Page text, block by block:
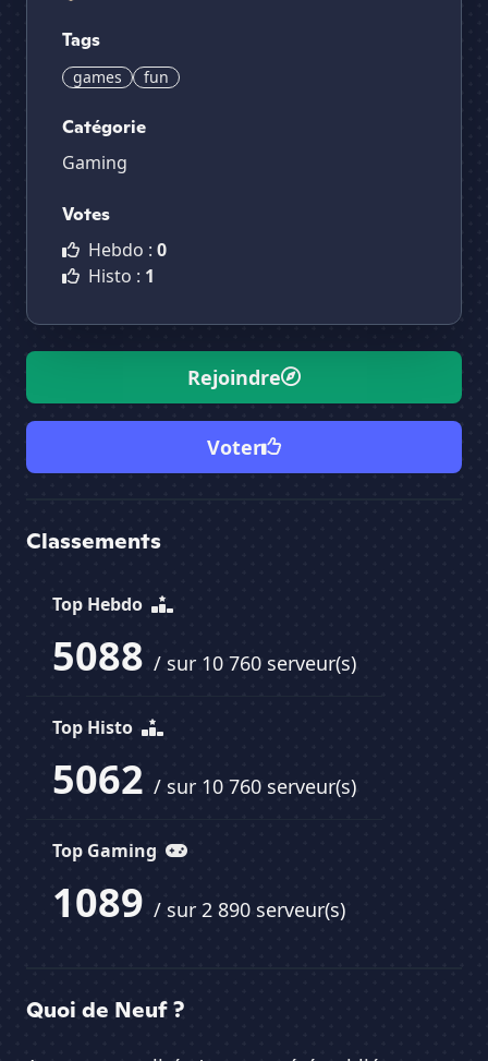
Tags
games fun
Catégorie
Gaming
Votes
Hebdo : 0
Histo : 1
Rejoindre
Voter
Classements
Top Hebdo
5088 / sur 10 760 serveur(s)
Top Histo
5062 / sur 10 760 serveur(s)
Top Gaming
1089 / sur 2 890 serveur(s)
Quoi de Neuf ?